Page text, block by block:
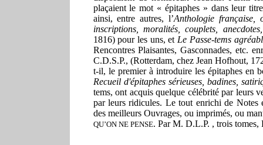
plaçaient le mot « épitaphes » dans leur
ainsi, entre autres, l’Anthologie française,
inscriptions, moralités, couplets,
1816) pour les uns, et Le Passe-tems
Rencontres Plaisantes, Gasconnades, etc.
C.D.S.P., (Rotterdam, chez Jean Hofhout,
t-il, le premier à introduire les épitaphes en
Recueil d'épitaphes sérieuses, badines,
tems, ont acquis quelque célébrité par leurs
par leurs ridicules. Le tout enrichi de Notes
des meilleurs Ouvrages, ou imprimés, ou
QU’ON NE PENSE. Par M. D.L.P. , trois tomes,